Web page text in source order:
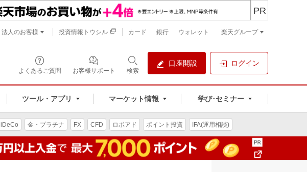
よくあるご質問 お客様サポート 検索
口座開設 ログイン
ツール・アプリ マーケット情報 学び･セミナー
PR
法人のお客様 投資情報トウシル カード 銀行 ウォレット 楽天グループ
iDeCo 金・プラチナ FX CFD ロボアド ポイント投資 IFA(運用相談)